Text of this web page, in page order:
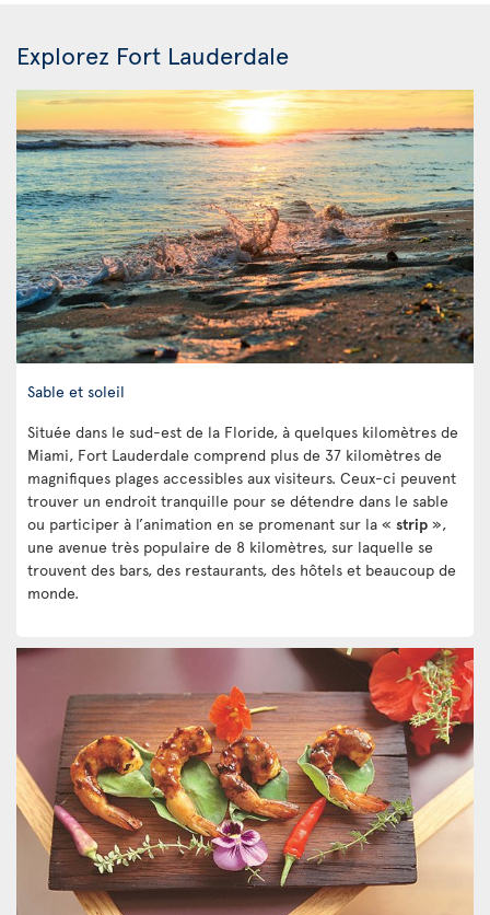
Explorez Fort Lauderdale
Sable et soleil
Située dans le sud-est de la Floride, à quelques kilomètres de
Miami, Fort Lauderdale comprend plus de 37 kilomètres de
magnifiques plages accessibles aux visiteurs. Ceux-ci peuvent
trouver un endroit tranquille pour se détendre dans le sable
ou participer à l’animation en se promenant sur la « strip »,
une avenue très populaire de 8 kilomètres, sur laquelle se
trouvent des bars, des restaurants, des hôtels et beaucoup de
monde.